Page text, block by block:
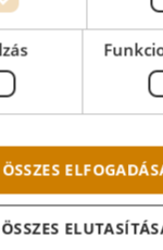
ÖSSZES
ÖSSZES